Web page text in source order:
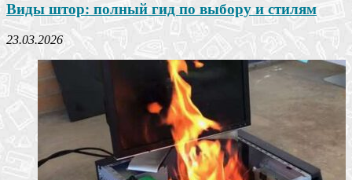
Виды штор: полный гид по выбору и стилям
23.03.2026